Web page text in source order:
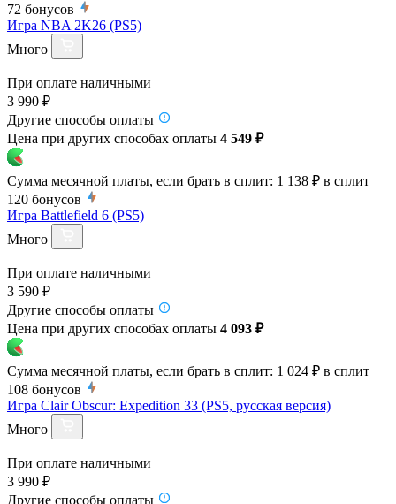
72 бонусов
Игра NBA 2K26 (PS5)
Много
При оплате наличными
3 990 ₽
Другие способы оплаты
Цена при других способах оплаты 4 549 ₽
Сумма месячной платы, если брать в сплит: 1 138 ₽ в сплит
120 бонусов
Игра Battlefield 6 (PS5)
Много
При оплате наличными
3 590 ₽
Другие способы оплаты
Цена при других способах оплаты 4 093 ₽
Сумма месячной платы, если брать в сплит: 1 024 ₽ в сплит
108 бонусов
Игра Clair Obscur: Expedition 33 (PS5, русская версия)
Много
При оплате наличными
3 990 ₽
Другие способы оплаты